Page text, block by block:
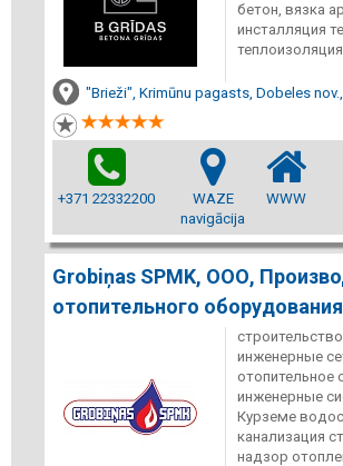
бетон, вязка
инсталляция
"Brieži", Krimūnu pagasts, Dobeles nov.,
+371 22332200
WAZE
navigācija
WWW
Grobiņas SPMK, ООО,
отопительного оборудования
инженерные
отопительное
инженерные
Курземе
канализация
надзор